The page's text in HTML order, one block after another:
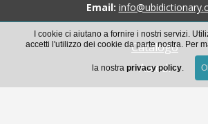
Email:
Catalogo
Accedi
I cookie ci aiutano a fornire i nostri servizi.
accetti l'utilizzo dei cookie da parte nostra. Per
la nostra privacy policy.